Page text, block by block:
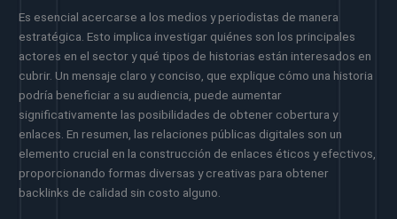
Es esencial acercarse a los medios y periodistas de manera
estratégica. Esto implica investigar quiénes son los principales
actores en el sector y qué tipos de historias están interesados en
cubrir. Un mensaje claro y conciso, que explique cómo una historia
podría beneficiar a su audiencia, puede aumentar
significativamente las posibilidades de obtener cobertura y
enlaces. En resumen, las relaciones públicas digitales son un
elemento crucial en la construcción de enlaces éticos y efectivos,
proporcionando formas diversas y creativas para obtener
backlinks de calidad sin costo alguno.